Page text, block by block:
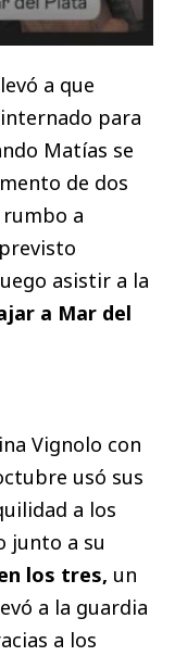
a que
para
Matías se
de dos
a
asistir a la
a Mar del
Vignolo con
usó sus
a los
junto a su
los tres, un
a la guardia
a los